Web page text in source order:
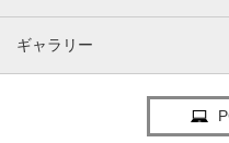
ギャラリー